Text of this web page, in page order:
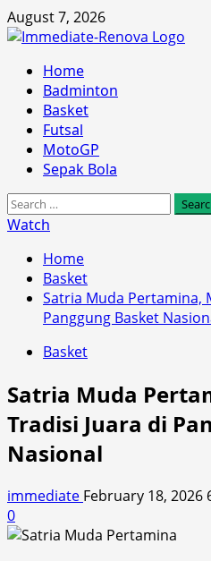
Skip
to
August 7, 2026
Primary
Menu
Home
Badminton
Basket
Futsal
MotoGP
Sepak Bola
Search
for:
Watch
Home
Basket
Satria Muda Pertamina,
Panggung Basket
Basket
Satria Muda
Tradisi Juara di
Nasional
immediate February 18, 2026
0